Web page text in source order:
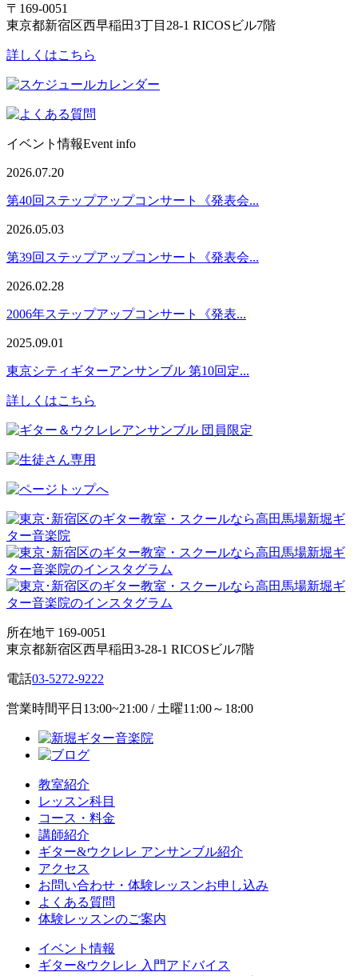
〒169-0051
東京都新宿区西早稲田3丁目28-1 RICOSビル7階
詳しくはこちら
イベント情報Event info
2026.07.20
第40回ステップアップコンサート《発表会...
2026.05.03
第39回ステップアップコンサート《発表会...
2026.02.28
2006年ステップアップコンサート《発表...
2025.09.01
東京シティギターアンサンブル 第10回定...
詳しくはこちら
所在地〒169-0051
東京都新宿区西早稲田3-28-1 RICOSビル7階
電話03-5272-9222
営業時間平日13:00~21:00 / 土曜11:00～18:00
教室紹介
レッスン科目
コース・料金
講師紹介
ギター&ウクレレ アンサンブル紹介
アクセス
お問い合わせ・体験レッスンお申し込み
よくある質問
体験レッスンのご案内
イベント情報
ギター&ウクレレ 入門アドバイス